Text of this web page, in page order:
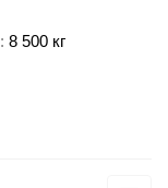
8 500 кг